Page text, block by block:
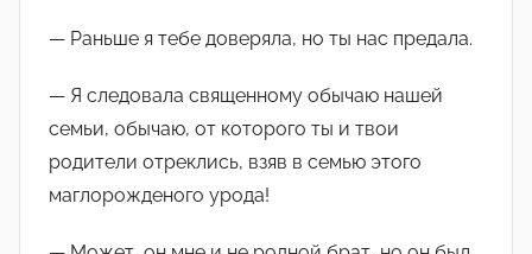
— Раньше я тебе доверяла, но ты нас предала.
— Я следовала священному обычаю нашей
семьи, обычаю, от которого ты и твои
родители отреклись, взяв в семью этого
маглорожденого урода!